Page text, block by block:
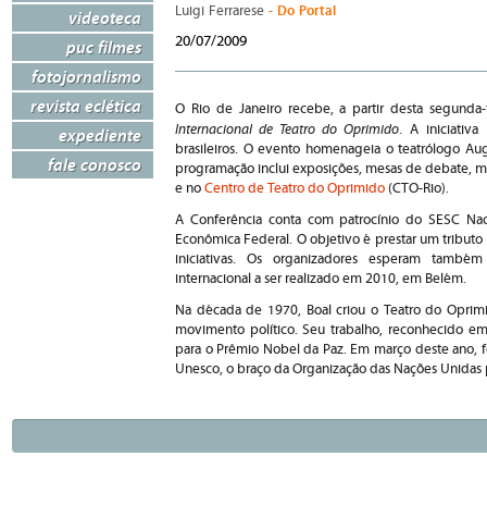
videoteca
puc filmes
fotojornalismo
revista eclética
expediente
fale conosco
Luigi Ferrarese - Do Portal
20/07/2009
O Rio de Janeiro recebe, a partir desta
Internacional de Teatro do Oprimido. A iniciativa
brasileiros. O evento homenageia o teatrólogo
programação inclui exposições, mesas de debate,
e no Centro de Teatro do Oprimido (CTO-Rio).
A Conferência conta com patrocínio do SESC
Econômica Federal. O objetivo é prestar um
iniciativas. Os organizadores esperam
internacional a ser realizado em 2010, em Belém.
Na década de 1970, Boal criou o Teatro do
movimento político. Seu trabalho, reconhecido
para o Prêmio Nobel da Paz. Em março deste
Unesco, o braço da Organização das Nações